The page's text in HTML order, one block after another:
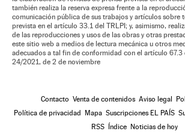
también realiza la reserva expresa frente a la
comunicación pública de sus trabajos y artículos sobre
prevista en el artículo 33.1 del TRLPI; y, asimismo,
de las reproducciones y usos de las obras y otras
este sitio web a medios de lectura mecánica u otros
adecuados a tal fin de conformidad con el artículo 67.3
24/2021, de 2 de noviembre
Contacto Venta de contenidos Aviso legal
Política de privacidad
Mapa Suscripciones EL PAÍS
RSS
Índice Noticias de hoy